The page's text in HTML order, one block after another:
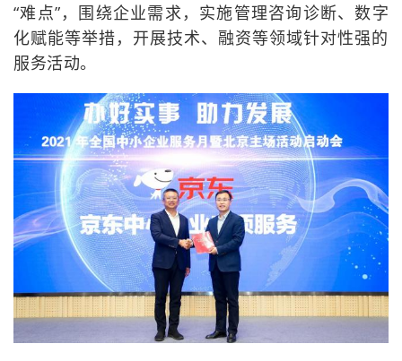
“难点”，围绕企业需求，实施管理咨询诊断、数字
化赋能等举措，开展技术、融资等领域针对性强的
服务活动。